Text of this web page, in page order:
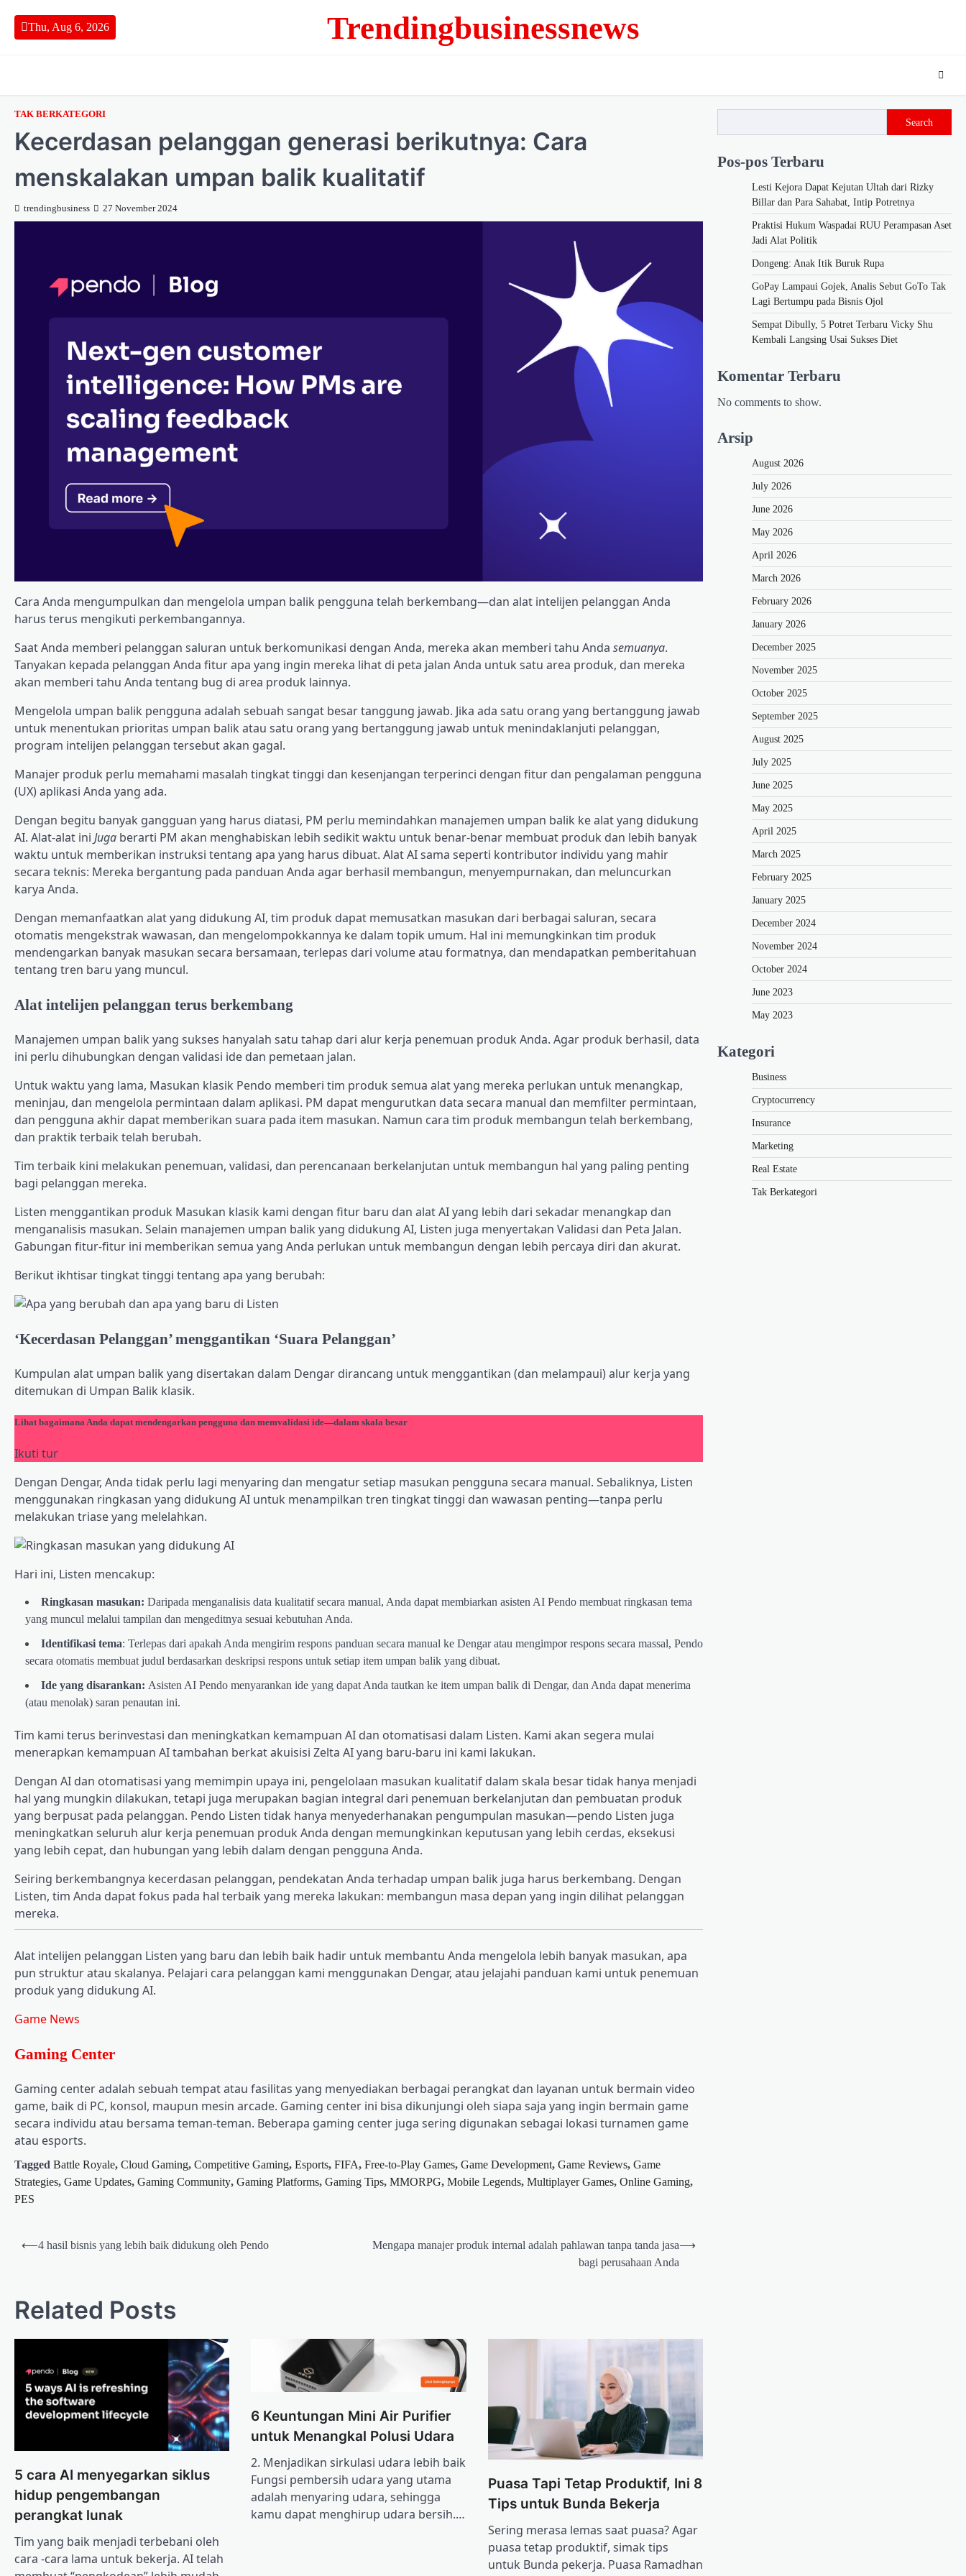
content
Thu, Aug 6, 2026 Trendingbusinessnews
TAK BERKATEGORI
Kecerdasan pelanggan generasi berikutnya: Cara
menskalakan umpan balik kualitatif
trendingbusiness 27 November 2024
Cara Anda mengumpulkan dan mengelola umpan balik pengguna telah berkembang—dan alat intelijen pelanggan Anda
harus terus mengikuti perkembangannya.
Saat Anda memberi pelanggan saluran untuk berkomunikasi dengan Anda, mereka akan memberi tahu Anda semuanya.
Tanyakan kepada pelanggan Anda fitur apa yang ingin mereka lihat di peta jalan Anda untuk satu area produk, dan mereka
akan memberi tahu Anda tentang bug di area produk lainnya.
Mengelola umpan balik pengguna adalah sebuah sangat besartanggung jawab. Jika ada satu orang yang bertanggung jawab
untuk menentukan prioritas umpan balik atau satu orang yang bertanggung jawab untuk menindaklanjuti pelanggan,
program intelijen pelanggan tersebut akan gagal.
Manajer produk perlu memahami masalah tingkat tinggi dan kesenjangan terperinci dengan fitur dan pengalaman pengguna
(UX) aplikasi Anda yang ada.
Dengan begitu banyak gangguan yang harus diatasi, PM perlu memindahkan manajemen umpan balik ke alat yang didukung
AI. Alat-alat ini Juga berarti PM akan menghabiskan lebih sedikit waktu untuk benar-benar membuat produk dan lebih banyak
waktu untuk memberikan instruksi tentang apa yang harus dibuat. Alat AI sama seperti kontributor individu yang mahir
secara teknis: Mereka bergantung pada panduan Anda agar berhasil membangun, menyempurnakan, dan meluncurkan
karya Anda.
Dengan memanfaatkan alat yang didukung AI, tim produk dapat memusatkan masukan dari berbagai saluran, secara
otomatis mengekstrak wawasan, dan mengelompokkannya ke dalam topik umum. Hal ini memungkinkan tim produk
mendengarkan banyak masukan secara bersamaan, terlepas dari volume atau formatnya, dan mendapatkan pemberitahuan
tentang tren baru yang muncul.
Alat intelijen pelanggan terus berkembang
Manajemen umpan balik yang sukses hanyalah satu tahap dari alur kerja penemuan produk Anda. Agar produk berhasil, data
ini perlu dihubungkan dengan validasi ide dan pemetaan jalan.
Untuk waktu yang lama, Masukan klasik Pendo memberi tim produk semua alat yang mereka perlukan untuk menangkap,
meninjau, dan mengelola permintaan dalam aplikasi. PM dapat mengurutkan data secara manual dan memfilter permintaan,
dan pengguna akhir dapat memberikan suara pada item masukan. Namun cara tim produk membangun telah berkembang,
dan praktik terbaik telah berubah.
Tim terbaik kini melakukan penemuan, validasi, dan perencanaan berkelanjutan untuk membangun hal yang paling penting
bagi pelanggan mereka.
Listen menggantikan produk Masukan klasik kami dengan fitur baru dan alat AI yang lebih dari sekadar menangkap dan
menganalisis masukan. Selain manajemen umpan balik yang didukung AI, Listen juga menyertakan Validasi dan Peta Jalan.
Gabungan fitur-fitur ini memberikan semua yang Anda perlukan untuk membangun dengan lebih percaya diri dan akurat.
Berikut ikhtisar tingkat tinggi tentang apa yang berubah:
‘Kecerdasan Pelanggan’ menggantikan ‘Suara Pelanggan’
Kumpulan alat umpan balik yang disertakan dalam Dengar dirancang untuk menggantikan (dan melampaui) alur kerja yang
ditemukan di Umpan Balik klasik.
Lihat bagaimana Anda dapat mendengarkan pengguna dan memvalidasi ide—dalam skala besar
Ikuti tur
Dengan Dengar, Anda tidak perlu lagi menyaring dan mengatur setiap masukan pengguna secara manual. Sebaliknya, Listen
menggunakan ringkasan yang didukung AI untuk menampilkan tren tingkat tinggi dan wawasan penting—tanpa perlu
melakukan triase yang melelahkan.
Hari ini, Listen mencakup:
Ringkasan masukan: Daripada menganalisis data kualitatif secara manual, Anda dapat membiarkan asisten AI Pendo membuat ringkasan tema
yang muncul melalui tampilan dan mengeditnya sesuai kebutuhan Anda.
Identifikasi tema: Terlepas dari apakah Anda mengirim respons panduan secara manual ke Dengar atau mengimpor respons secara massal, Pendo
secara otomatis membuat judul berdasarkan deskripsi respons untuk setiap item umpan balik yang dibuat.
Ide yang disarankan: Asisten AI Pendo menyarankan ide yang dapat Anda tautkan ke item umpan balik di Dengar, dan Anda dapat menerima
(atau menolak) saran penautan ini.
Tim kami terus berinvestasi dan meningkatkan kemampuan AI dan otomatisasi dalam Listen. Kami akan segera mulai
menerapkan kemampuan AI tambahan berkat akuisisi Zelta AI yang baru-baru ini kami lakukan.
Dengan AI dan otomatisasi yang memimpin upaya ini, pengelolaan masukan kualitatif dalam skala besar tidak hanya menjadi
hal yang mungkin dilakukan, tetapi juga merupakan bagian integral dari penemuan berkelanjutan dan pembuatan produk
yang berpusat pada pelanggan. Pendo Listen tidak hanya menyederhanakan pengumpulan masukan—pendo Listen juga
meningkatkan seluruh alur kerja penemuan produk Anda dengan memungkinkan keputusan yang lebih cerdas, eksekusi
yang lebih cepat, dan hubungan yang lebih dalam dengan pengguna Anda.
Seiring berkembangnya kecerdasan pelanggan, pendekatan Anda terhadap umpan balik juga harus berkembang. Dengan
Listen, tim Anda dapat fokus pada hal terbaik yang mereka lakukan: membangun masa depan yang ingin dilihat pelanggan
mereka.
Alat intelijen pelanggan Listen yang baru dan lebih baik hadir untuk membantu Anda mengelola lebih banyak masukan, apa
pun struktur atau skalanya. Pelajari cara pelanggan kami menggunakan Dengar, atau jelajahi panduan kami untuk penemuan
produk yang didukung AI.
Game News
Gaming Center
Gaming center adalah sebuah tempat atau fasilitas yang menyediakan berbagai perangkat dan layanan untuk bermain video
game, baik di PC, konsol, maupun mesin arcade. Gaming center ini bisa dikunjungi oleh siapa saja yang ingin bermain game
secara individu atau bersama teman-teman. Beberapa gaming center juga sering digunakan sebagai lokasi turnamen game
atau esports.
Tagged Battle Royale, Cloud Gaming, Competitive Gaming, Esports, FIFA, Free-to-Play Games, Game Development, Game Reviews, Game
Strategies, Game Updates, Gaming Community, Gaming Platforms, Gaming Tips, MMORPG, Mobile Legends, Multiplayer Games, Online Gaming,
PES
Post
⟵4 hasil bisnis yang lebih baik didukung oleh Pendo
Mengapa manajer produk internal adalah pahlawan tanpa tanda jasa
bagi perusahaan Anda
⟶
Related Posts
5 cara AI menyegarkan siklus
hidup pengembangan
perangkat lunak
Tim yang baik menjadi terbebani oleh
cara -cara lama untuk bekerja. AI telah
6 Keuntungan Mini Air Purifier
untuk Menangkal Polusi Udara
2. Menjadikan sirkulasi udara lebih baik
Fungsi pembersih udara yang utama
adalah menyaring udara, sehingga
kamu dapat menghirup udara bersih.…
Puasa Tapi Tetap Produktif, Ini 8
Tips untuk Bunda Bekerja
Sering merasa lemas saat puasa? Agar
puasa tetap produktif, simak tips
untuk Bunda pekerja. Puasa Ramadhan
Search
Pos-pos Terbaru
Lesti Kejora Dapat Kejutan Ultah dari Rizky
Billar dan Para Sahabat, Intip Potretnya
Praktisi Hukum Waspadai RUU Perampasan Aset
Jadi Alat Politik
Dongeng: Anak Itik Buruk Rupa
GoPay Lampaui Gojek, Analis Sebut GoTo Tak
Lagi Bertumpu pada Bisnis Ojol
Sempat Dibully, 5 Potret Terbaru Vicky Shu
Kembali Langsing Usai Sukses Diet
Komentar Terbaru
No comments to show.
Arsip
August 2026
July 2026
June 2026
May 2026
April 2026
March 2026
February 2026
January 2026
December 2025
November 2025
October 2025
September 2025
August 2025
July 2025
June 2025
May 2025
April 2025
March 2025
February 2025
January 2025
December 2024
November 2024
October 2024
June 2023
May 2023
Kategori
Business
Cryptocurrency
Insurance
Marketing
Real Estate
Tak Berkategori